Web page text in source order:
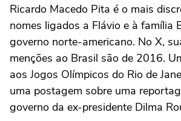
Ricardo Macedo Pita é o mais
nomes ligados a Flávio e à família
governo norte-americano. No X,
menções ao Brasil são de 2016.
aos Jogos Olímpicos do Rio de
uma postagem sobre uma
governo da ex-presidente Dilma